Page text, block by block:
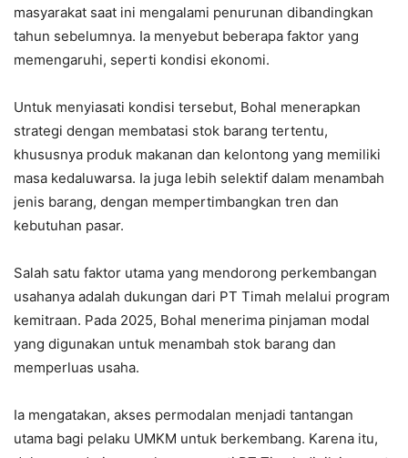
masyarakat saat ini mengalami penurunan dibandingkan
tahun sebelumnya. Ia menyebut beberapa faktor yang
memengaruhi, seperti kondisi ekonomi.
Untuk menyiasati kondisi tersebut, Bohal menerapkan
strategi dengan membatasi stok barang tertentu,
khususnya produk makanan dan kelontong yang memiliki
masa kedaluwarsa. Ia juga lebih selektif dalam menambah
jenis barang, dengan mempertimbangkan tren dan
kebutuhan pasar.
Salah satu faktor utama yang mendorong perkembangan
usahanya adalah dukungan dari PT Timah melalui program
kemitraan. Pada 2025, Bohal menerima pinjaman modal
yang digunakan untuk menambah stok barang dan
memperluas usaha.
Ia mengatakan, akses permodalan menjadi tantangan
utama bagi pelaku UMKM untuk berkembang. Karena itu,